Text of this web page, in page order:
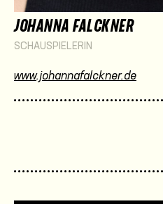
JOHANNA FALCKNER
SCHAUSPIELERIN
www.johannafalckner.de